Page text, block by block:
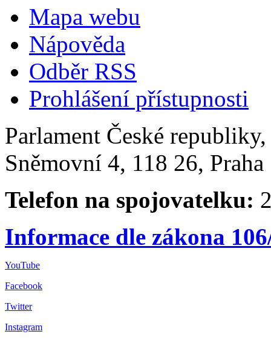
Mapa webu
Nápověda
Odběr RSS
Prohlášení přístupnosti
Parlament České
Sněmovní 4, 118 26,
Telefon na spojovatelku:
Informace dle zákona
YouTube
Facebook
Twitter
Instagram